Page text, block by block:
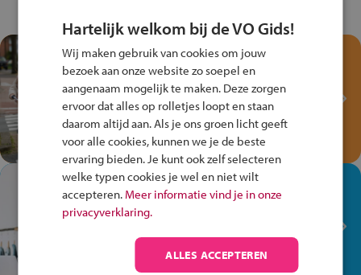
Test je kennis met het
Fiets Veilig
Verkeersspel!
Speel het Fiets Veilig Verkeersspel
en win een Cortina-fiets!
In de winkel ben je op je
plek!
op de winkelvloer, waar elke dag
anders is!
Hartelijk welkom bij de VO Gids!
Wij maken gebruik van cookies om jouw
bezoek aan onze website zo soepel en
aangenaam mogelijk te maken. Deze zorgen
ervoor dat alles op rolletjes loopt en staan
daarom altijd aan. Als je ons groen licht geeft
voor alle cookies, kunnen we je de beste
ervaring bieden. Je kunt ook zelf selecteren
welke typen cookies je wel en niet wilt
accepteren. Meer informatie vind je in onze
privacyverklaring.
ALLES ACCEPTEREN